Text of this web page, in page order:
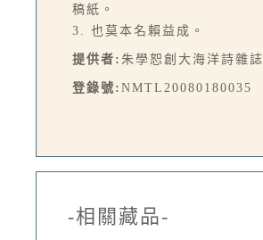
稿紙。
3. 也莫本名賴益成。
提供者: 朱學恕創大海洋詩雜誌
登錄號: NMTL20080180035
-相關藏品-